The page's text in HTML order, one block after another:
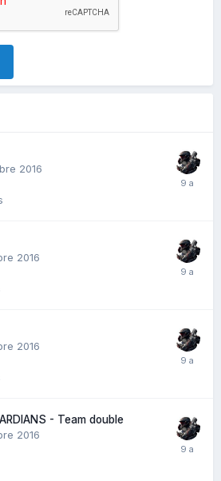
2016
2016
2016
- Team double
2016